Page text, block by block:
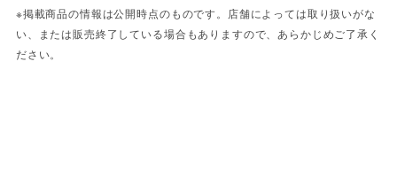
※掲載商品の情報は公開時点のものです。店舗によっては取り扱いがな
い、または販売終了している場合もありますので、あらかじめご了承く
ださい。